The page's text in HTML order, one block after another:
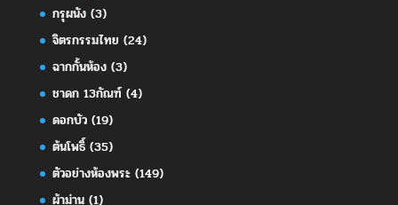
กรุผนัง(3)
จิตรกรรมไทย (24)
ฉากกั้นห้อง(3)
ชาดก 13กัณฑ์(4)
ดอกบัว(19)
ต้นโพธิ์(35)
ตัวอย่างห้องพระ(149)
ผ้าม่าน(1)